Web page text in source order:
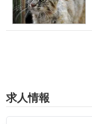
求人情報